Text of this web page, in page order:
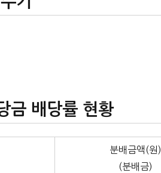
금 배당률 현황
분배금액(원)
(분배금)